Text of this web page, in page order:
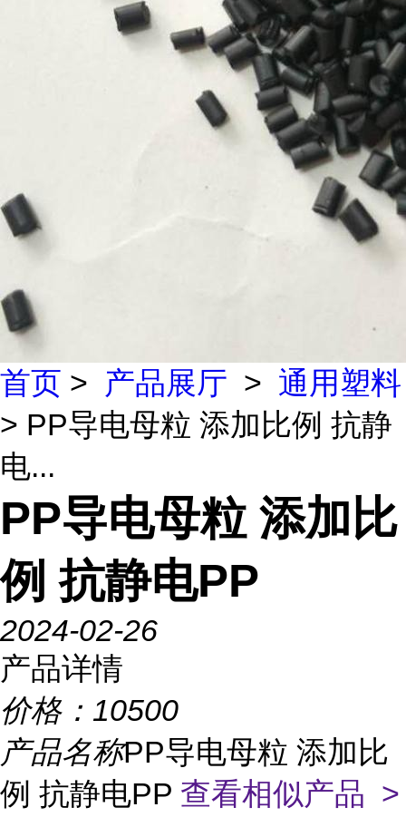
首页 > 产品展厅 > 通用塑料
> PP导电母粒 添加比例 抗静
电...
PP导电母粒 添加比
例 抗静电PP
2024-02-26
产品详情
价格： 10500
产品名称PP导电母粒 添加比
例 抗静电PP 查看相似产品 >